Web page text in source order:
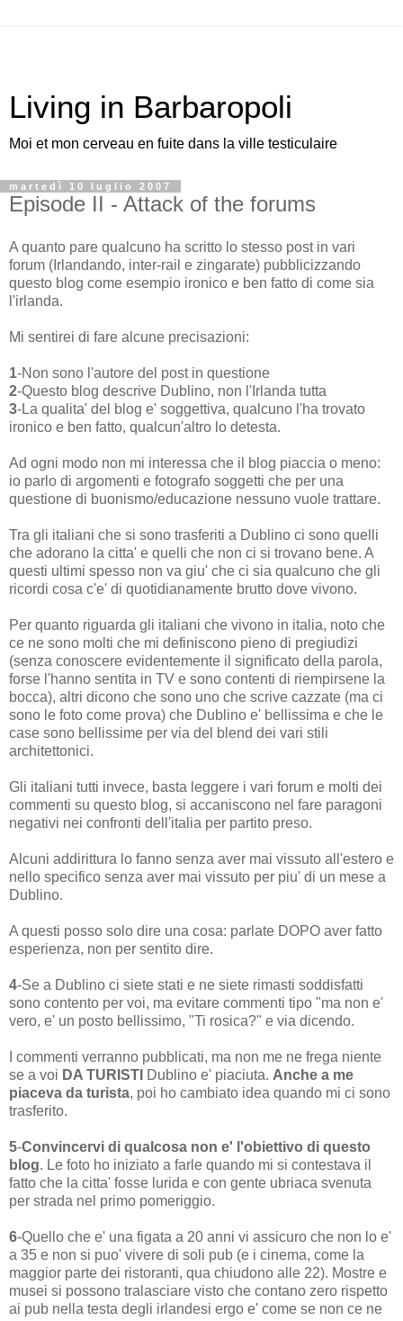
Living in Barbaropoli
Moi et mon cerveau en fuite dans la ville testiculaire
martedì 10 luglio 2007
Episode II - Attack of the forums
A quanto pare qualcuno ha scritto lo stesso post in vari
forum (Irlandando, inter-rail e zingarate) pubblicizzando
questo blog come esempio ironico e ben fatto di come sia
l'irlanda.
Mi sentirei di fare alcune precisazioni:
1-Non sono l'autore del post in questione
2-Questo blog descrive Dublino, non l'Irlanda tutta
3-La qualita' del blog e' soggettiva, qualcuno l'ha trovato
ironico e ben fatto, qualcun'altro lo detesta.
Ad ogni modo non mi interessa che il blog piaccia o meno:
io parlo di argomenti e fotografo soggetti che per una
questione di buonismo/educazione nessuno vuole trattare.
Tra gli italiani che si sono trasferiti a Dublino ci sono quelli
che adorano la citta' e quelli che non ci si trovano bene. A
questi ultimi spesso non va giu' che ci sia qualcuno che gli
ricordi cosa c'e' di quotidianamente brutto dove vivono.
Per quanto riguarda gli italiani che vivono in italia, noto che
ce ne sono molti che mi definiscono pieno di pregiudizi
(senza conoscere evidentemente il significato della parola,
forse l'hanno sentita in TV e sono contenti di riempirsene la
bocca), altri dicono che sono uno che scrive cazzate (ma ci
sono le foto come prova) che Dublino e' bellissima e che le
case sono bellissime per via del blend dei vari stili
architettonici.
Gli italiani tutti invece, basta leggere i vari forum e molti dei
commenti su questo blog, si accaniscono nel fare paragoni
negativi nei confronti dell'italia per partito preso.
Alcuni addirittura lo fanno senza aver mai vissuto all'estero e
nello specifico senza aver mai vissuto per piu' di un mese a
Dublino.
A questi posso solo dire una cosa: parlate DOPO aver fatto
esperienza, non per sentito dire.
4-Se a Dublino ci siete stati e ne siete rimasti soddisfatti
sono contento per voi, ma evitare commenti tipo "ma non e'
vero, e' un posto bellissimo, "Ti rosica?" e via dicendo.
I commenti verranno pubblicati, ma non me ne frega niente
se a voi DA TURISTI Dublino e' piaciuta. Anche a me
piaceva da turista, poi ho cambiato idea quando mi ci sono
trasferito.
5-Convincervi di qualcosa non e' l'obiettivo di questo
blog. Le foto ho iniziato a farle quando mi si contestava il
fatto che la citta' fosse lurida e con gente ubriaca svenuta
per strada nel primo pomeriggio.
6-Quello che e' una figata a 20 anni vi assicuro che non lo e'
a 35 e non si puo' vivere di soli pub (e i cinema, come la
maggior parte dei ristoranti, qua chiudono alle 22). Mostre e
musei si possono tralasciare visto che contano zero rispetto
ai pub nella testa degli irlandesi ergo e' come se non ce ne